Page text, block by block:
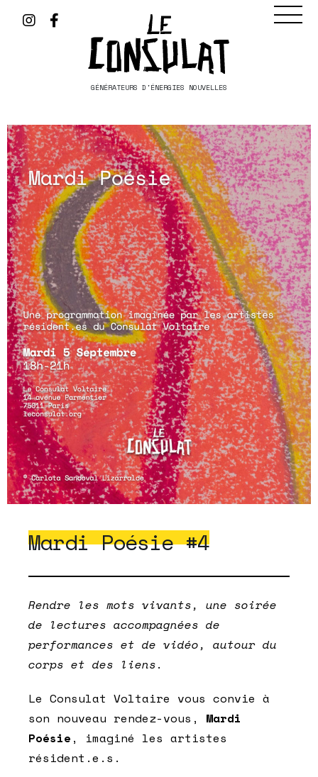
GÉNÉRATEURS D'ÉNERGIES NOUVELLES
Mardi Poésie #4
Rendre les mots vivants, une soirée
de lectures accompagnées de
performances et de vidéo, autour du
corps et des liens.
Le Consulat Voltaire vous convie à
son nouveau rendez-vous, Mardi
Poésie , imaginé les artistes
résident.e.s.